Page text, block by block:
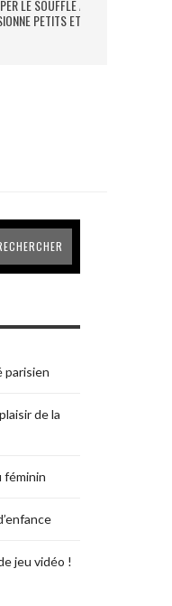
LE SOUFFLE AU
PETITS ET
parisien
de la
féminin
jeu vidéo !